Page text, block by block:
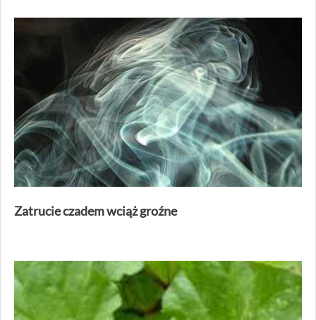
Zatrucie czadem wciąż groźne